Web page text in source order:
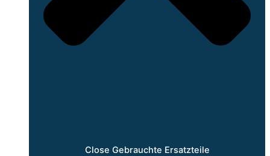
Close Gebrauchte Ersatzteile